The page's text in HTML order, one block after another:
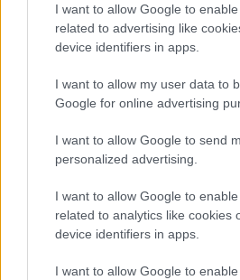
I want to allow Google to
related to advertising like
device identifiers in apps.
I want to allow my user data to
Google for online advertising
I want to allow Google to send
personalized advertising.
I want to allow Google to
related to analytics like cookies
device identifiers in apps.
I want to allow Google to
Újabb pletykák az iPhone 17e-ről
szintű modellnél
Az iPhone 17e-vel az Apple
modell legnagyobb hibáját
pletyka – de nem minden hír rossz
iPhone 17e: A19 chip, MagSafe
egy elérhetőbb árú iPhone-ban
iPhone 17e vs iPhone 16e: öt